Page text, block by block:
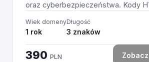
oraz cyberbezpieczeństwa. Kody
Wiek domeny
1 rok
Długość
3 znaków
390 PLN